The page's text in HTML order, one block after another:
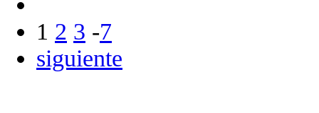
1 2 3 -7
siguiente